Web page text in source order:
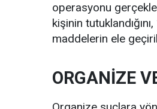
operasyonu
kişinin
maddelerin ele
ORGANİZE